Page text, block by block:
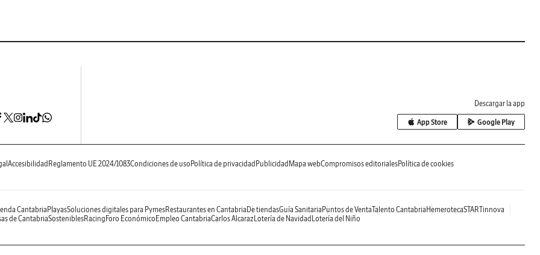
Descargar la app
App Store Google Play
Accesibilidad Reglamento UE 2024/1083Condiciones de uso Política de privacidad Publicidad Mapa webCompromisos editorialesPolítica de cookies
Cantabria PlayasSoluciones digitales para PymesRestaurantes en Cantabria De tiendasGuía Sanitaria Puntos de VentaTalento Cantabria HemerotecaSTARTinnova
de CantabriaSosteniblesRacing Foro Económico Empleo CantabriaCarlos AlcarazLotería de Navidad Lotería del Niño